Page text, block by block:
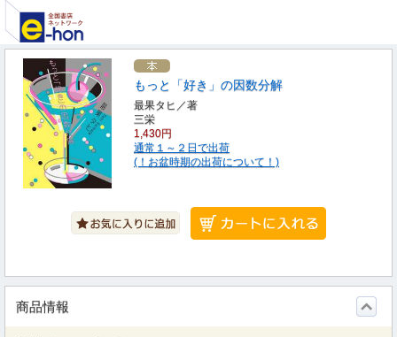
もっと「好き」の因数分解
最果タヒ／著
三栄
1,430円
通常１～２日で出荷
(！お盆時期の出荷について！)
商品情報